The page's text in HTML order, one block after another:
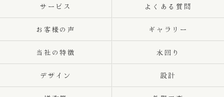
サービス よくある質問
お客様の声 ギャラリー
当社の特徴 水回り
デザイン 設計